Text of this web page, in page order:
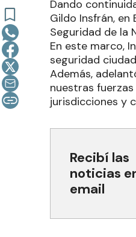
Dando
Gildo Insfrán,
Seguridad de la
En este marco,
seguridad
Además,
nuestras
jurisdicciones y
Recibí las
noticias
email